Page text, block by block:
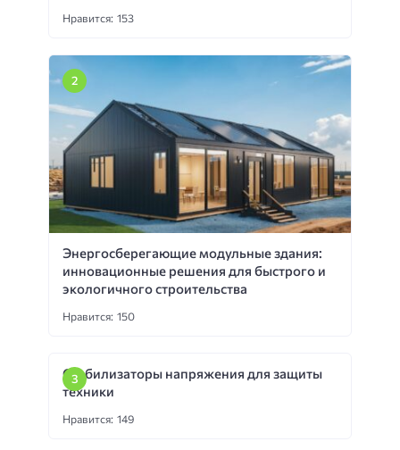
Нравится: 153
Энергосберегающие модульные здания:
инновационные решения для быстрого и
экологичного строительства
Нравится: 150
Стабилизаторы напряжения для защиты
техники
Нравится: 149